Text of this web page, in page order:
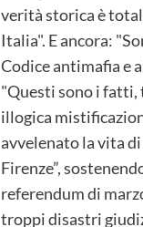
verità storica è
Italia". E ancora:
Codice antimafia e
"Questi sono i fatti,
illogica
avvelenato la vita
Firenze”,
referendum di
troppi disastri